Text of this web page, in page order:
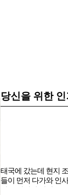
당신을 위한
태국에 갔는데 현지
들이 먼저 다가와 인